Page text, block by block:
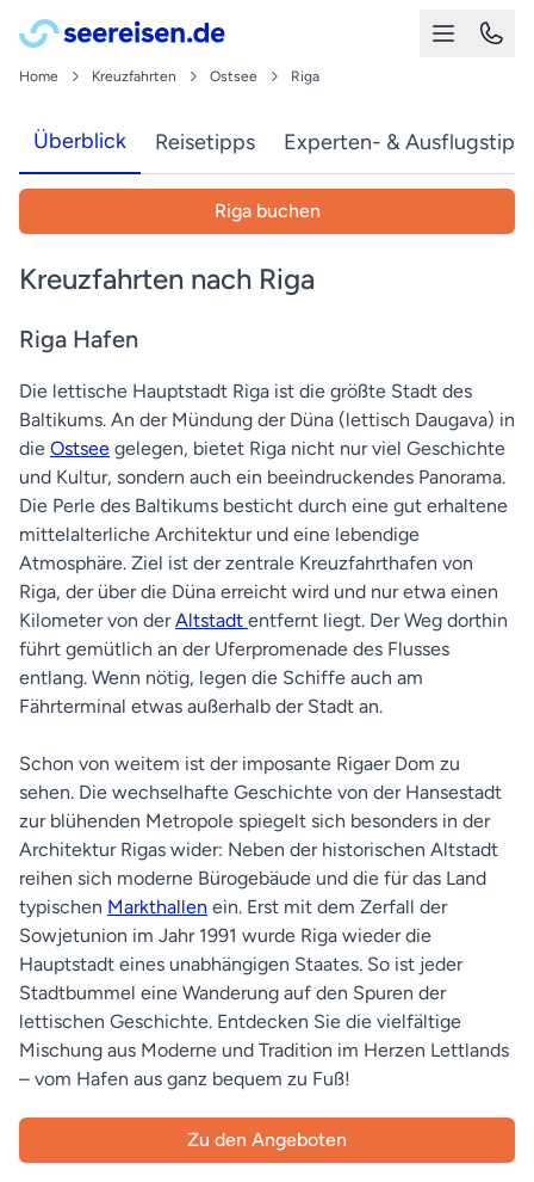
Home Kreuzfahrten Ostsee Riga
Überblick Reisetipps Experten- &
Riga buchen
Kreuzfahrten nach Riga
Riga Hafen
Die lettische Hauptstadt Riga ist die größte Stadt des
Baltikums. An der Mündung der Düna (lettisch Daugava) in
die Ostsee gelegen, bietet Riga nicht nur viel Geschichte
und Kultur, sondern auch ein beeindruckendes Panorama.
Die Perle des Baltikums besticht durch eine gut erhaltene
mittelalterliche Architektur und eine lebendige
Atmosphäre. Ziel ist der zentrale Kreuzfahrthafen von
Riga, der über die Düna erreicht wird und nur etwa einen
Kilometer von derAltstadt entfernt liegt. Der Weg dorthin
führt gemütlich an der Uferpromenade des Flusses
entlang. Wenn nötig, legen die Schiffe auch am
Fährterminal etwas außerhalb der Stadt an.
Schon von weitem ist der imposante Rigaer Dom zu
sehen. Die wechselhafte Geschichte von der Hansestadt
zur blühenden Metropole spiegelt sich besonders in der
Architektur Rigas wider: Neben der historischen Altstadt
reihen sich moderne Bürogebäude und die für das Land
typischen Markthallen ein. Erst mit dem Zerfall der
Sowjetunion im Jahr 1991 wurde Riga wieder die
Hauptstadt eines unabhängigen Staates. So ist jeder
Stadtbummel eine Wanderung auf den Spuren der
lettischen Geschichte. Entdecken Sie die vielfältige
Mischung aus Moderne und Tradition im Herzen Lettlands
– vom Hafen aus ganz bequem zu Fuß!
Zu den Angeboten